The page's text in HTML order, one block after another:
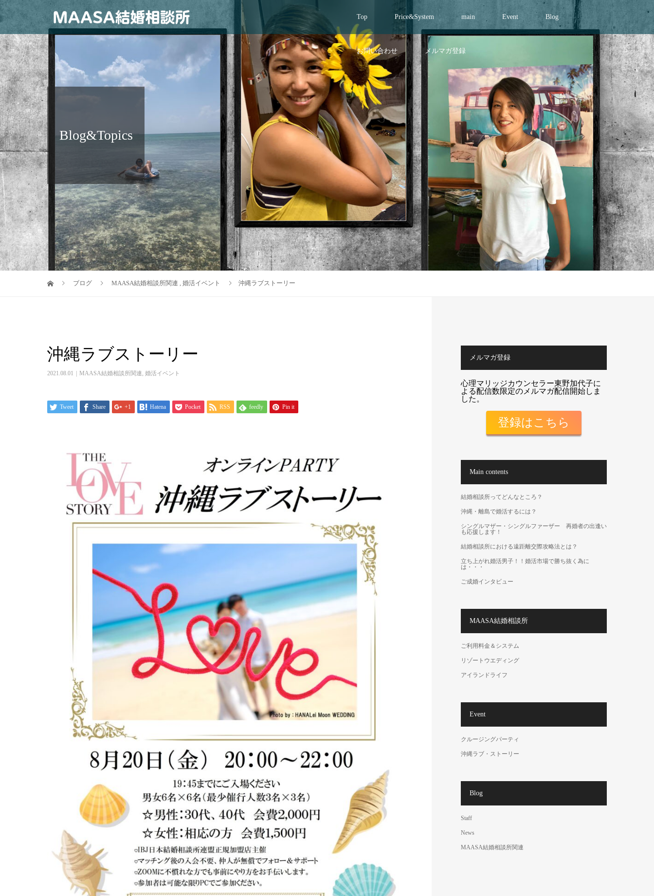
Top Price&System main Event Blog
お問い合わせ メルマガ登録
Blog&Topics
ブログ MAASA結婚相談所関連 , 婚活イベント 沖縄ラブストーリー
沖縄ラブストーリー
2021.08.01 MAASA結婚相談所関連, 婚活イベント
Tweet Share +1 Hatena Pocket RSS feedly Pin it
メルマガ登録
心理マリッジカウンセラー東野加代子に
よる配信数限定のメルマガ配信開始しま
した。
登録はこちら
Main contents
結婚相談所ってどんなところ？
沖縄・離島で婚活するには？
シングルマザー・シングルファーザー 再婚者の出逢い
も応援します！
結婚相談所における遠距離交際攻略法とは？
立ち上がれ婚活男子！！婚活市場で勝ち抜く為に
は・・・
ご成婚インタビュー
MAASA結婚相談所
ご利用料金＆システム
リゾートウエディング
アイランドライフ
Event
クルージングパーティ
沖縄ラブ・ストーリー
Blog
Staff
News
MAASA結婚相談所関連